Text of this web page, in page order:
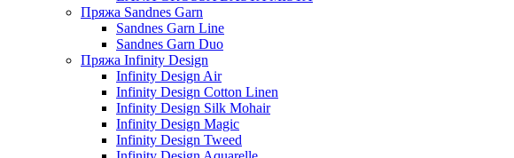
Пряжа Sandnes Garn
Sandnes Garn Line
Sandnes Garn Duo
Пряжа Infinity Design
Infinity Design Air
Infinity Design Cotton Linen
Infinity Design Silk Mohair
Infinity Design Magic
Infinity Design Tweed